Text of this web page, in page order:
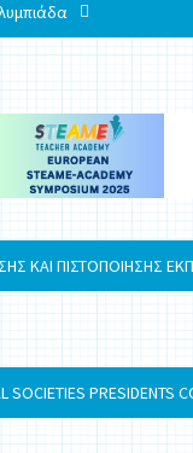
ΚΑΙ ΠΙΣΤΟΠΟΙΗΣΗΣ
SOCIETIES PRESIDENTS